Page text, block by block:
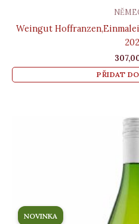
Weingut
PŘIDAT
NOVINKA